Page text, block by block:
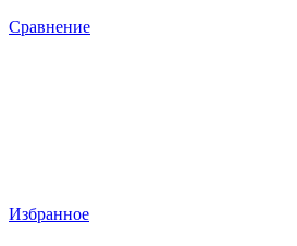
Сравнение
Избранное